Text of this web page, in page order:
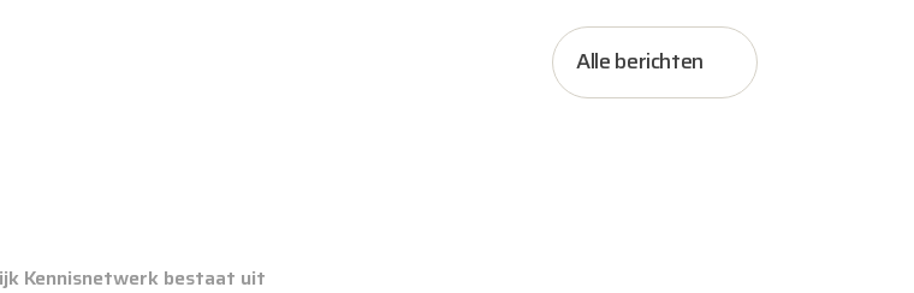
Alle berichten
Kennisnetwerk bestaat uit